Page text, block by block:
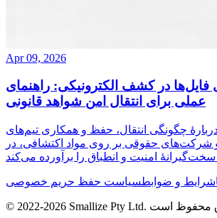
Apr 09, 2026
فایل‌ها در کشف الکترونیکی: راهنمای
عملی برای انتقال امن شواهد قانونی
چگونگی انتقال، حفظ و همکاری تیم‌های
حقوقی بر روی مواد اکتشافی، در
شرایط و ضوابطسیاست حفظ حریم خصوصی
© 2022-2026 Smallize Pty Ltd.